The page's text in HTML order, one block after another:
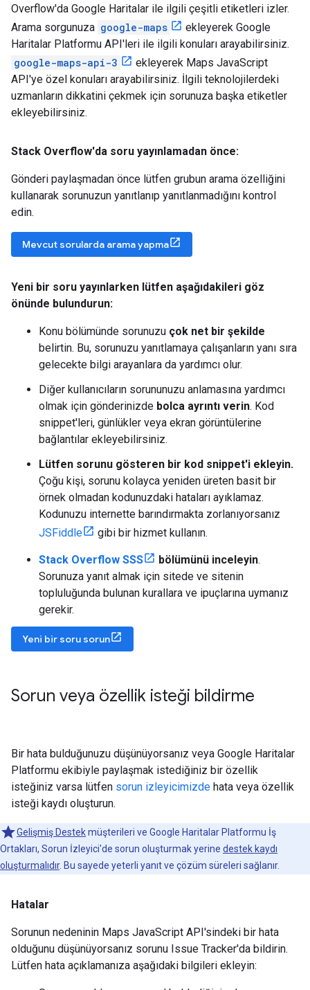
Overflow'da Google Haritalar ile ilgili çeşitli etiketleri izler.
Arama sorgunuza google-maps
ekleyerek Google
Haritalar Platformu API'leri ile ilgili konuları arayabilirsiniz.
google-maps-api-3
ekleyerek Maps JavaScript
API'ye özel konuları arayabilirsiniz. İlgili teknolojilerdeki
uzmanların dikkatini çekmek için sorunuza başka etiketler
ekleyebilirsiniz.
Stack Overflow'da soru yayınlamadan önce:
Gönderi paylaşmadan önce lütfen grubun arama özelliğini
kullanarak sorunuzun yanıtlanıp yanıtlanmadığını kontrol
edin.
Mevcut sorularda arama yapma
Yeni bir soru yayınlarken lütfen aşağıdakileri göz
önünde bulundurun:
Konu bölümünde sorunuzu çok net bir şekilde
belirtin. Bu, sorunuzu yanıtlamaya çalışanların yanı sıra
gelecekte bilgi arayanlara da yardımcı olur.
Diğer kullanıcıların sorununuzu anlamasına yardımcı
olmak için gönderinizde bolca ayrıntı verin. Kod
snippet'leri, günlükler veya ekran görüntülerine
bağlantılar ekleyebilirsiniz.
Lütfen sorunu gösteren bir kod snippet'i ekleyin.
Çoğu kişi, sorunu kolayca yeniden üreten basit bir
örnek olmadan kodunuzdaki hataları ayıklamaz.
Kodunuzu internette barındırmakta zorlanıyorsanız
JSFiddle
gibi bir hizmet kullanın.
Stack Overflow SSS bölümünü inceleyin.
Sorunuza yanıt almak için sitede ve sitenin
topluluğunda bulunan kurallara ve ipuçlarına uymanız
gerekir.
Yeni bir soru sorun
Sorun veya özellik isteği bildirme
Bir hata bulduğunuzu düşünüyorsanız veya Google Haritalar
Platformu ekibiyle paylaşmak istediğiniz bir özellik
isteğiniz varsa lütfen sorun izleyicimizde hata veya özellik
isteği kaydı oluşturun.
Gelişmiş Destekmüşterileri ve Google Haritalar Platformu İş
Ortakları, Sorun İzleyici'de sorun oluşturmak yerine destek kaydı
oluşturmalıdır. Bu sayede yeterli yanıt ve çözüm süreleri sağlanır.
Hatalar
Sorunun nedeninin Maps JavaScript API'sindeki bir hata
olduğunu düşünüyorsanız sorunu Issue Tracker'da bildirin.
Lütfen hata açıklamanıza aşağıdaki bilgileri ekleyin: